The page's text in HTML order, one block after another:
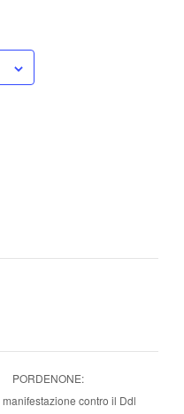
PORDENONE:
manifestazione contro il Ddl